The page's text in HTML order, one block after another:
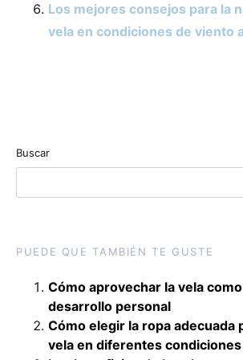
Los mejores consejos para la
vela en condiciones de viento
Buscar
PUEDE QUE TAMBIÉN TE GUSTE
Cómo aprovechar la vela
desarrollo personal
Cómo elegir la ropa adecuada
vela en diferentes